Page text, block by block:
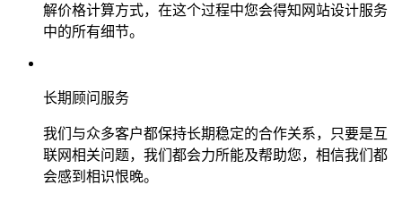
解价格计算方式，在这个过程中您会得知网站设计服务
中的所有细节。
长期顾问服务
我们与众多客户都保持长期稳定的合作关系，只要是互
联网相关问题，我们都会力所能及帮助您，相信我们都
会感到相识恨晚。